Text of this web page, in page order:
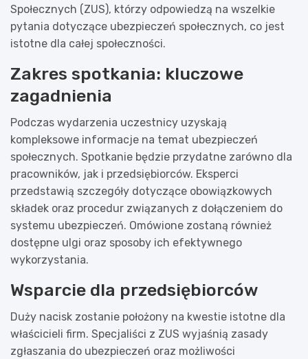
Społecznych (ZUS), którzy odpowiedzą na wszelkie
pytania dotyczące ubezpieczeń społecznych, co jest
istotne dla całej społeczności.
Zakres spotkania: kluczowe
zagadnienia
Podczas wydarzenia uczestnicy uzyskają
kompleksowe informacje na temat ubezpieczeń
społecznych. Spotkanie będzie przydatne zarówno dla
pracowników, jak i przedsiębiorców. Eksperci
przedstawią szczegóły dotyczące obowiązkowych
składek oraz procedur związanych z dołączeniem do
systemu ubezpieczeń. Omówione zostaną również
dostępne ulgi oraz sposoby ich efektywnego
wykorzystania.
Wsparcie dla przedsiębiorców
Duży nacisk zostanie położony na kwestie istotne dla
właścicieli firm. Specjaliści z ZUS wyjaśnią zasady
zgłaszania do ubezpieczeń oraz możliwości